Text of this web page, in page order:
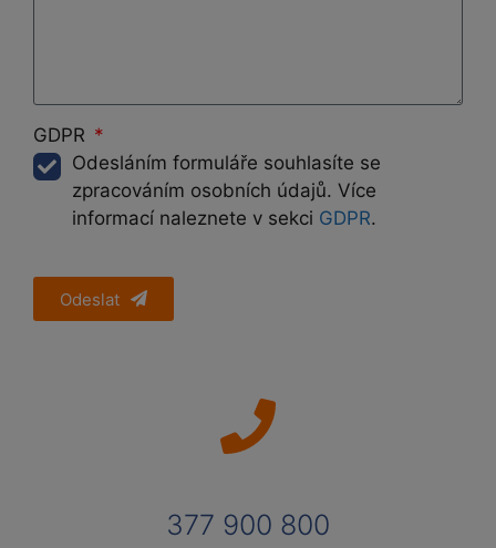
GDPR
Odesláním formuláře souhlasíte se
zpracováním osobních údajů. Více
informací naleznete v sekci GDPR.
Odeslat
377 900 800